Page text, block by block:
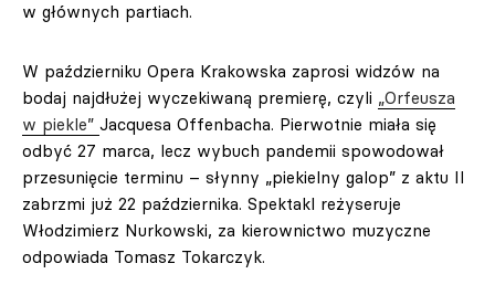
w głównych partiach.
W październiku Opera Krakowska zaprosi widzów na
bodaj najdłużej wyczekiwaną premierę, czyli „Orfeusza
w piekle” Jacquesa Offenbacha. Pierwotnie miała się
odbyć 27 marca, lecz wybuch pandemii spowodował
przesunięcie terminu – słynny „piekielny galop” z aktu II
zabrzmi już 22 października. Spektakl reżyseruje
Włodzimierz Nurkowski, za kierownictwo muzyczne
odpowiada Tomasz Tokarczyk.